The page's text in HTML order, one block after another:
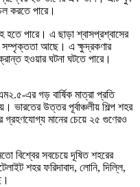
করতে পারে।
হতে পারে। এ ছাড়া শ্বাসপ্রশ্বাসের
সম্পৃক্ততা আছে। এ ক্ষুদ্রকণার
হওয়ার ঘটনা ঘটতে পারে।
এর গড় বার্ষিক মাত্রা প্রতি
ভারতের উত্তর পূর্বাঞ্চলীয় শিল্প শহর
গ্রহণযোগ্য মানের চেয়ে ২৫ গুণেরও
মতো বিশ্বের সবচেয়ে দূষিত শহরের
শহর ফরিদাবাদ, লোনি, দিল্লি,